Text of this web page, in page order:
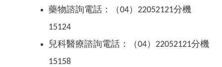
藥物諮詢電話：（04）22052121分機
15124
兒科醫療諮詢電話：（04）22052121分機
15158